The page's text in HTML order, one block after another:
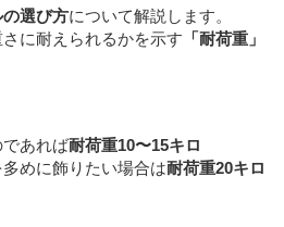
選び方について解説します。
に耐えられるかを示す 「耐荷重」
であれば耐荷重10〜15キロ
めに飾りたい場合は耐荷重20キロ